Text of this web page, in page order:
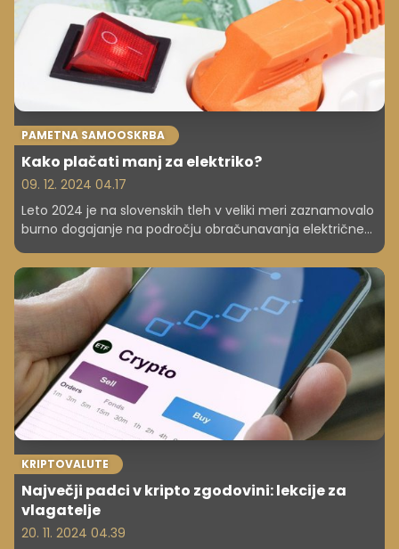
PAMETNA SAMOOSKRBA
Kako plačati manj za elektriko?
09. 12. 2024 04.17
Leto 2024 je na slovenskih tleh v veliki meri zaznamovalo
burno dogajanje na področju obračunavanja električne
vprašanje, kako si zagotoviti dolgoročno stabilno in
ugodno oskrbo z električno energijo. Ker je bila do
ukinitve NET meteringa ena najugodnejših možnosti
postavitev sončne elektrarne, smo preverili, ali je temu
tudi v času novega načina obračunavanja porabe še
vedno tako.
KRIPTOVALUTE
Največji padci v kripto zgodovini: lekcije za
vlagatelje
20. 11. 2024 04.39